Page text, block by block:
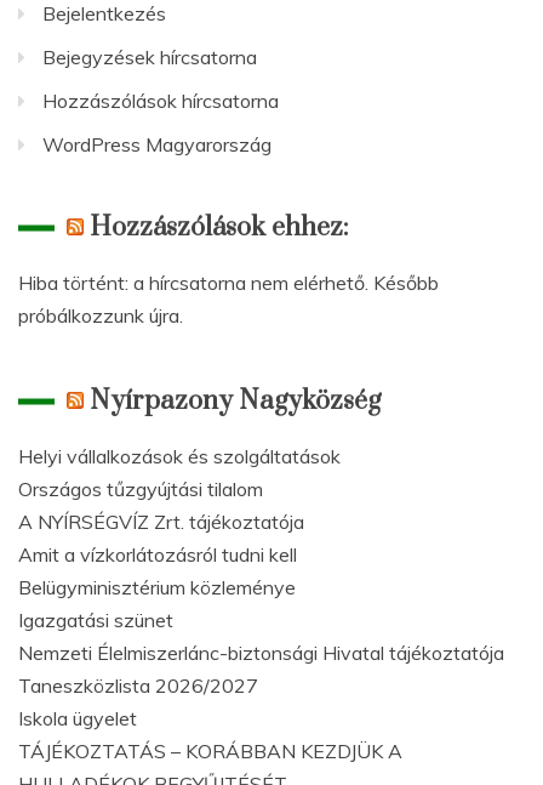
Bejelentkezés
Bejegyzések hírcsatorna
Hozzászólások hírcsatorna
WordPress Magyarország
Hozzászólások ehhez:
Hiba történt: a hírcsatorna nem elérhető. Később
próbálkozzunk újra.
Nyírpazony Nagyközség
Helyi vállalkozások és szolgáltatások
Országos tűzgyújtási tilalom
A NYÍRSÉGVÍZ Zrt. tájékoztatója
Amit a vízkorlátozásról tudni kell
Belügyminisztérium közleménye
Igazgatási szünet
Nemzeti Élelmiszerlánc-biztonsági Hivatal tájékoztatója
Taneszközlista 2026/2027
Iskola ügyelet
TÁJÉKOZTATÁS – KORÁBBAN KEZDJÜK A